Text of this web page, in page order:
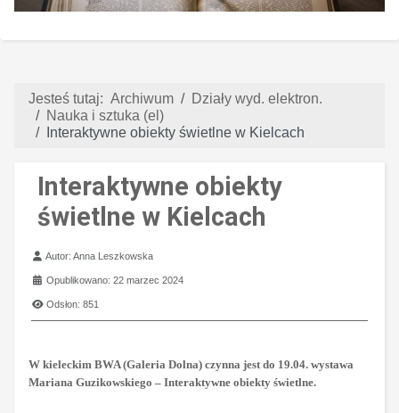
Jesteś tutaj: Archiwum
Działy wyd. elektron.
Nauka i sztuka (el)
Interaktywne obiekty świetlne w Kielcach
Interaktywne obiekty
świetlne w Kielcach
Szczegóły
Autor:Anna Leszkowska
Opublikowano: 22 marzec 2024
Odsłon: 851
W kieleckim BWA (Galeria Dolna) czynna jest do 19.04. wystawa
Mariana Guzikowskiego – Interaktywne obiekty świetlne.